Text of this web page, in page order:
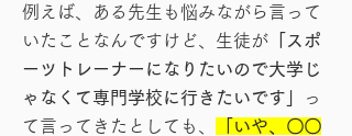
例えば、ある先生も悩みながら言って
いたことなんですけど、生徒が 「スポ
ーツトレーナーになりたいので大学じ
ゃなくて専門学校に行きたいです」
っ
て言ってきたとしても、
「いや、〇〇